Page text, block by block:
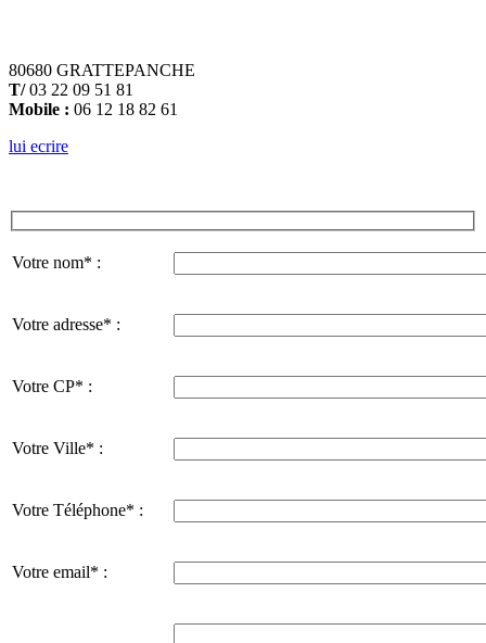
80680 GRATTEPANCHE
T/03 22 09 51 81
Mobile : 06 12 18 82 61
lui ecrire
Votre nom* :
Votre adresse* :
Votre CP* :
Votre Ville* :
Votre Téléphone* :
Votre email* :